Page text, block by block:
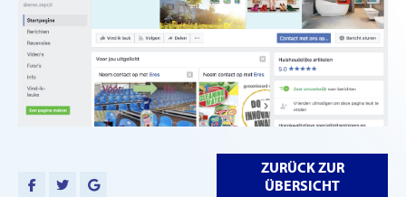
ZURÜCK ZUR
ÜBERSICHT